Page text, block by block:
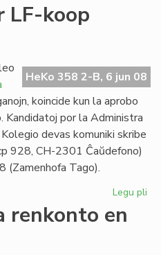
LF-koop
HeKo 358 2-B, 6 jun 08
koincide kun la aprobo
Kandidatoj por la Administra
devas komuniki skribe
928, CH-2301 Ĉaŭdefono)
(Zamenhofa Tago).
Legu pli
renkonto en